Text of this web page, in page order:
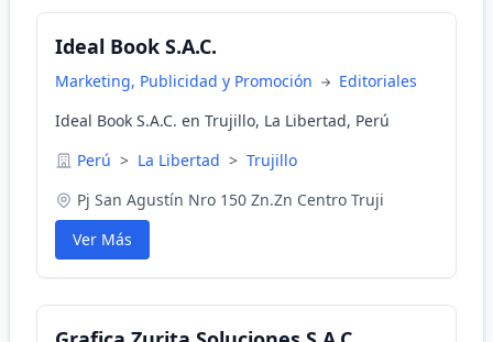
Ideal Book S.A.C.
Marketing, Publicidad y Promoción
Editoriales
Ideal Book S.A.C. en Trujillo, La Libertad, Perú
Perú > La Libertad > Trujillo
Pj San Agustín Nro 150 Zn.Zn Centro Truji
Ver Más